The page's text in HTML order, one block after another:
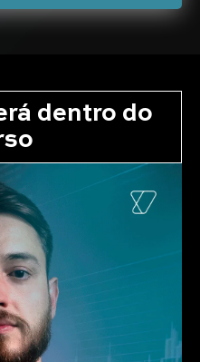
dentro do